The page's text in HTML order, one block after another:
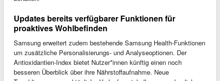
Updates bereits verfügbarer Funktionen für
proaktives Wohlbefinden
Samsung erweitert zudem bestehende Samsung Health-Funktionen
um zusätzliche Personalisierungs- und Analyseoptionen. Der
Antioxidantien-Index bietet Nutzer*innen künftig einen noch
besseren Überblick über ihre Nährstoffaufnahme. Neue